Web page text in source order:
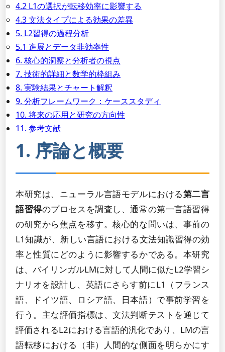
4.2 L1の選択が転移効率に影響する
4.3 文法タイプによる効果の差異
5. L2習得の過程分析
5.1 進展とデータ非効率性
6. 核心的洞察と分析者の視点
7. 技術的詳細と数学的枠組み
8. 実験結果とチャート解釈
9. 分析フレームワーク：ケーススタディ
10. 将来の応用と研究の方向性
11. 参考文献
1. 序論と概要
本研究は、ニューラル言語モデルにおける第二言
語習得のプロセスを調査し、通常の第一言語習得
の研究から焦点を移す。核心的な問いは、事前の
L1知識が、新しい言語における文法知識習得の効
率と性質にどのように影響するかである。本研究
は、バイリンガルLMに対して人間に似たL2学習シ
ナリオを設計し、英語にさらす前にL1（フランス
語、ドイツ語、ロシア語、日本語）で事前学習を
行う。主な評価指標は、文法判断テストを通じて
評価されるL2における言語的汎化であり、LMの言
語転移における（非）人間的な側面を明らかにす